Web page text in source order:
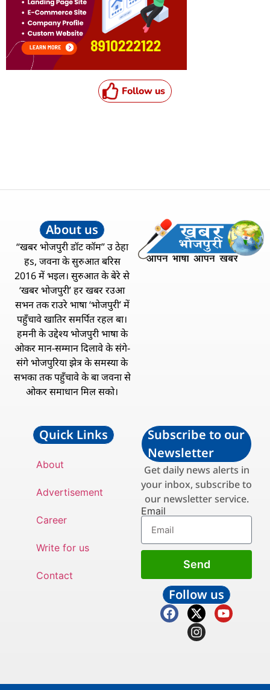
Follow us
About us
“खबर भोजपुरी डॉट कॉम” उ ठेहा
हs, जवना के सुरुआत बरिस
2016 में भइल। सुरुआत के बेरे से
‘खबर भोजपुरी’ हर खबर रउआ
सभन तक राउरे भाषा ‘भोजपुरी’ में
पहुँचावे खातिर समर्पित रहल बा।
हमनी के उद्देश्य भोजपुरी भाषा के
ओकर मान-सम्मान दिलावे के संगे-
संगे भोजपुरिया झेत्र के समस्या के
सभका तक पहुँचावे के बा जवना से
ओकर समाधान मिल सको।
Quick Links
About
Advertisement
Career
Write for us
Contact
Subscribe to our
Newsletter
Get daily news alerts in
your inbox, subscribe to
our newsletter service.
Email
Send
Follow us